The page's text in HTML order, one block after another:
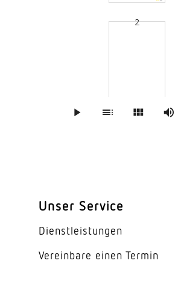
2
3
Unser Service
Dienst­leis­tungen
Vereinbare einen Termin